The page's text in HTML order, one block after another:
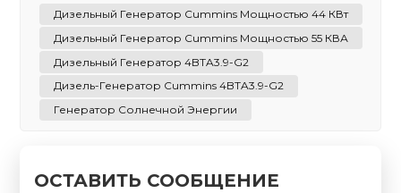
Дизельный Генератор Cummins Мощностью 44 КВт
Дизельный Генератор Cummins Мощностью 55 КВА
Дизельный Генератор 4BTA3.9-G2
Дизель-Генератор Cummins 4BTA3.9-G2
Генератор Солнечной Энергии
ОСТАВИТЬ СООБЩЕНИЕ